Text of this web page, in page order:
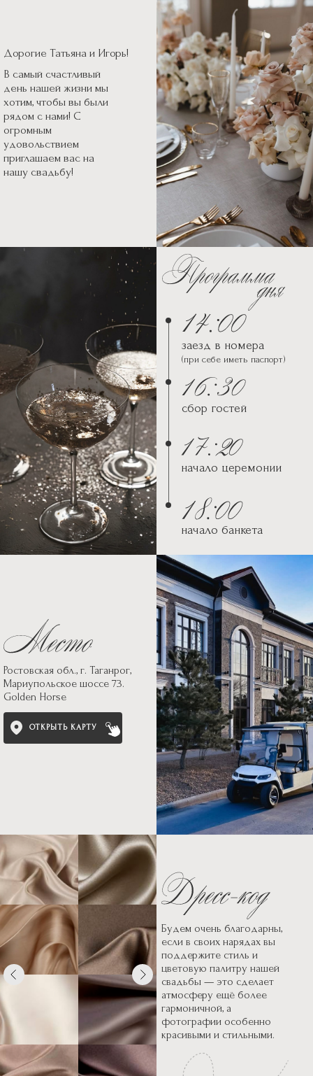
Дорогие Татьяна и Игорь!
В самый счастливый
день нашей жизни мы
хотим, чтобы вы были
рядом с нами! С
огромным
удовольствием
приглашаем вас на
нашу свадьбу!
сбор гостей
заезд в номера
(при себе иметь паспорт)
начало церемонии
начало банкета
ОТКРЫТЬ КАРТУ
Ростовская обл., г. Таганрог,
Мариупольское шоссе 73.
Golden Horse
Будем очень благодарны,
если в своих нарядах вы
поддержите стиль и
цветовую палитру нашей
свадьбы — это сделает
атмосферу ещё более
гармоничной, а
фотографии особенно
красивыми и стильными.
11:00-15:00Свободное
Досуг на территории: Аква-
зона с бассейном,
Спа-комплекс, Теннисный
корт, просто погулять
или отдохнуть в номере.
15:00-16:00
Сбор за общим
столом в районе Вилл A-
Frame
Завтрак в
ресторане и выезд.